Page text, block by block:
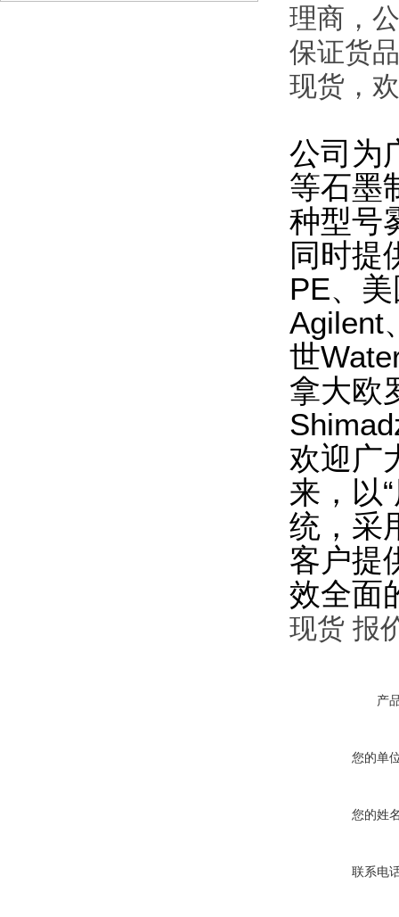
理商，
保证货
现货，
公司为
等石墨
种型号
同时提
PE、
Agilent
世
拿大欧
欢迎广
来，以
统，采
客户提
效全面
现货 报
产
您的单
您的姓
联系电